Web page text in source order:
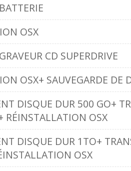
OSX
CD SUPERDRIVE
OSX+ SAUVEGARDE DE
DISQUE DUR 500 GO+
RÉINSTALLATION OSX
DISQUE DUR 1TO+
OSX